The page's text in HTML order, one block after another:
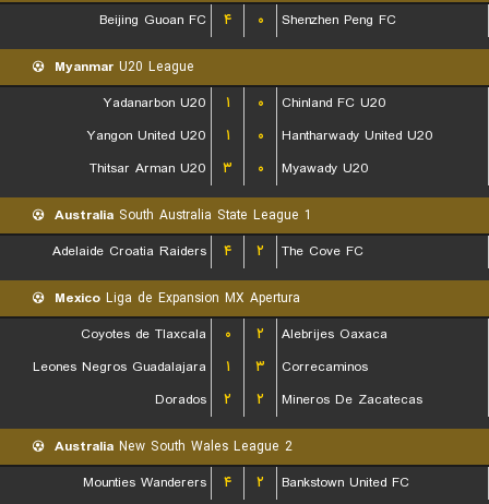
Beijing Guoan FC ۴ ۰ Shenzhen Peng FC
Myanmar U20 League
Yadanarbon U20
۱ ۰
Chinland FC U20
Yangon United U20
۱ ۰
Hantharwady United U20
Thitsar Arman U20
۳ ۰ Myawady U20
Australia South Australia State League 1
Adelaide Croatia Raiders
۴ ۲ The Cove FC
Mexico Liga de Expansion MX Apertura
Coyotes de Tlaxcala
۰ ۲
Alebrijes Oaxaca
Leones Negros Guadalajara
۱ ۳
Correcaminos
Dorados
۲ ۲ Mineros De Zacatecas
Australia New South Wales League 2
Mounties Wanderers
۴ ۲ Bankstown United FC